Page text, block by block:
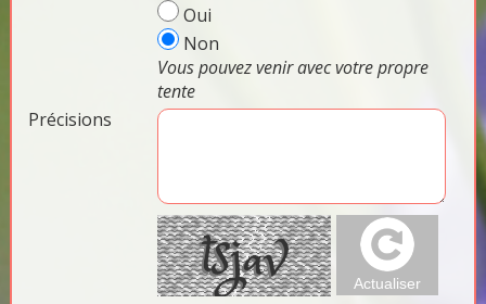
Oui
Non
Vous pouvez venir avec votre propre
tente
Précisions